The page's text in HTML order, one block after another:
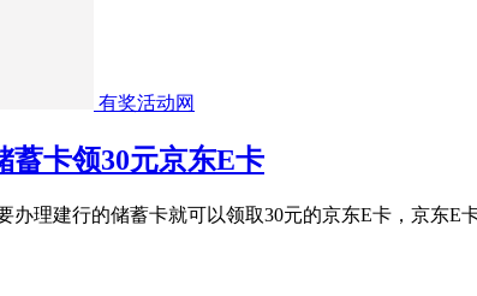
有奖活动网
蓄卡领30元京东E卡
办理建行的储蓄卡就可以领取30元的京东E卡，京东